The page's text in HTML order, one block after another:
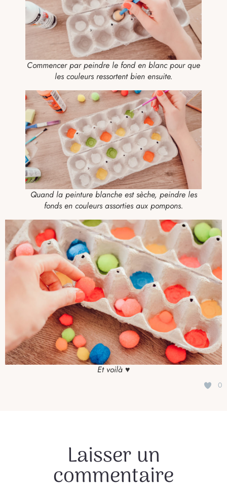
Commencer par peindre le fond en blanc pour que
les couleurs ressortent bien ensuite.
Quand la peinture blanche est sèche, peindre les
fonds en couleurs assorties aux pompons.
Et voilà ♥
0
Laisser un
commentaire